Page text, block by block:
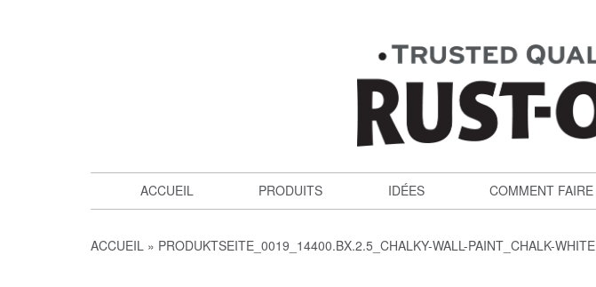
ACCUEIL PRODUITS IDÉES COMMENT FAIRE
ACCUEIL PRODUKTSEITE_0019_14400.BX.2.5_CHALKY-WALL-PAINT_CHALK-WHITE